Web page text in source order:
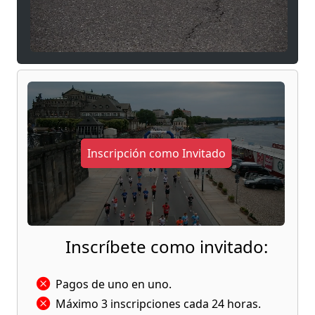
los participantes.
¿El objetivo? Resistir, vuelta tras vuelta, hasta
superar tus propios límites.
Cada hora es un nuevo comienzo. Cada vuelta,
una victoria. 💪🔥
Inscripción como Invitado
Inscríbete como invitado:
Pagos de uno en uno.
Máximo 3 inscripciones cada 24 horas.